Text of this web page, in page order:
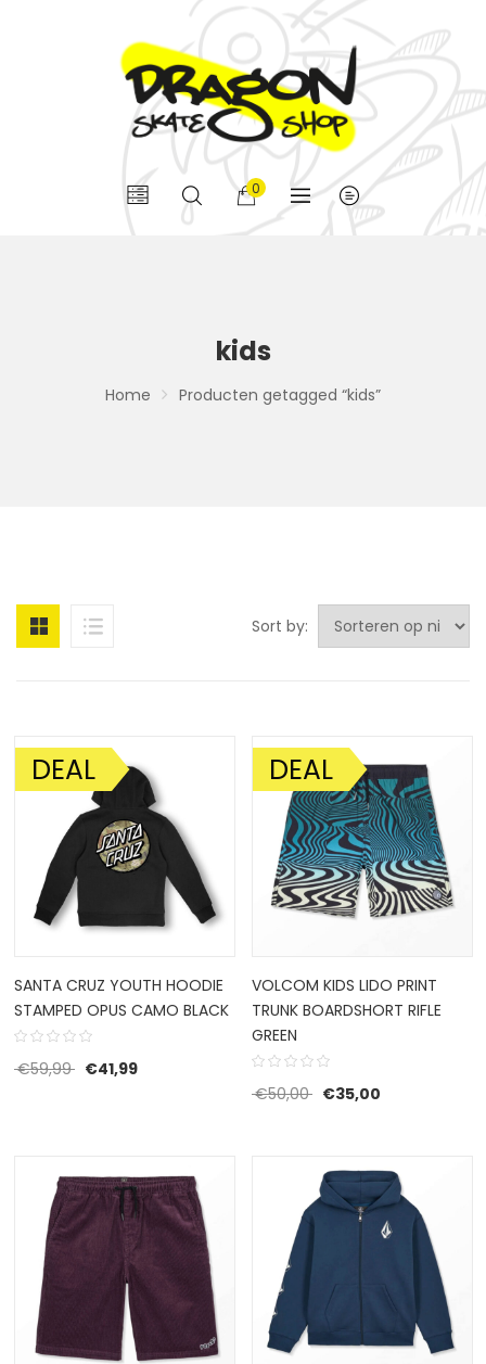
0
kids
Home Producten getagged “kids”
Sort by:
AANBIEDING!
DEAL
SANTA CRUZ YOUTH HOODIE
STAMPED OPUS CAMO BLACK
€59,99 Oorspronkelijke prijs was: €59,99.
€41,99Huidige prijs is: €41,99.
AANBIEDING!
DEAL
VOLCOM KIDS LIDO PRINT
TRUNK BOARDSHORT RIFLE
GREEN
€50,00 Oorspronkelijke prijs
€35,00Huidige prijs